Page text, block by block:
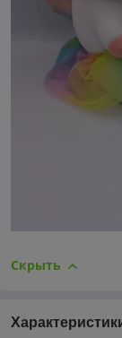
Скрыть